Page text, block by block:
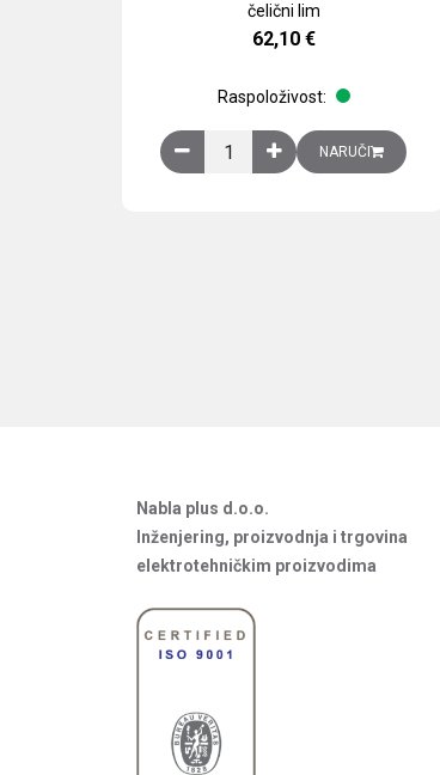
čelični lim
62,10 €
Raspoloživost:
Obična montažna ploča
NARUČI
Nabla plus d.o.o.
Inženjering, proizvodnja i trgovina
elektrotehničkim proizvodima